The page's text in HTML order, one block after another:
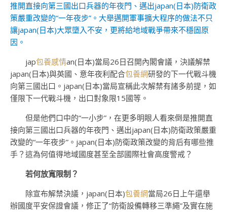
推開直接向第三國出口兵器的年夜門、邁出japan(日本)防衛政
策嚴重改變的“一年夜步”。大舉邁開軍事擴大程序的做法不只
讓japan(日本)大眾墮入不安，更將給地域戰爭帶來不穩固原
因。
jap包養感情an(日本)當局26日召開內閣會議，決議解禁
japan(日本)與英國、意年夜利配合包養網研發的下一代戰斗機
向第三國出口。japan(日本)當局宣稱此次解禁有諸多前提，如
僅限下一代戰斗機，出口對象限15國等。
但是他們口中的“一小步”，在更多明眼人看來倒是推開直
接向第三國出口兵器的年夜門、邁出japan(日本)防衛政策嚴重
改變的“一年夜步”。japan(日本)防衛政策改變的背后有哪些推
手？這為何值得地域國度甚至全部國際社會高度警戒？
若何放寬限制？
除宣布解禁決議，japan(日本)包養網當局26日上午還舉
辦國度平安保證會議，修正了“防衛設備轉移三準繩”及實在施